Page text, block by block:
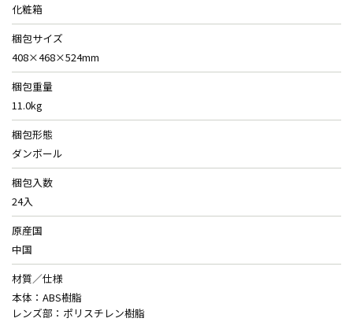
化粧箱
梱包サイズ
408×468×524mm
梱包重量
11.0kg
梱包形態
ダンボール
梱包入数
24入
原産国
中国
材質／仕様
本体：ABS樹脂
レンズ部：ポリスチレン樹脂